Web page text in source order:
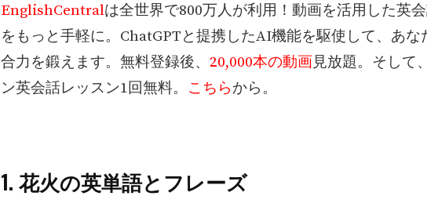
EnglishCentralは全世界で800万人が利用！動画を活用した英
をもっと手軽に。ChatGPTと提携したAI機能を駆使して、あな
合力を鍛えます。無料登録後、 20,000本の動画見放題。そして
ン英会話レッスン1回無料。 こちらから。
1. 花火の英単語とフレーズ